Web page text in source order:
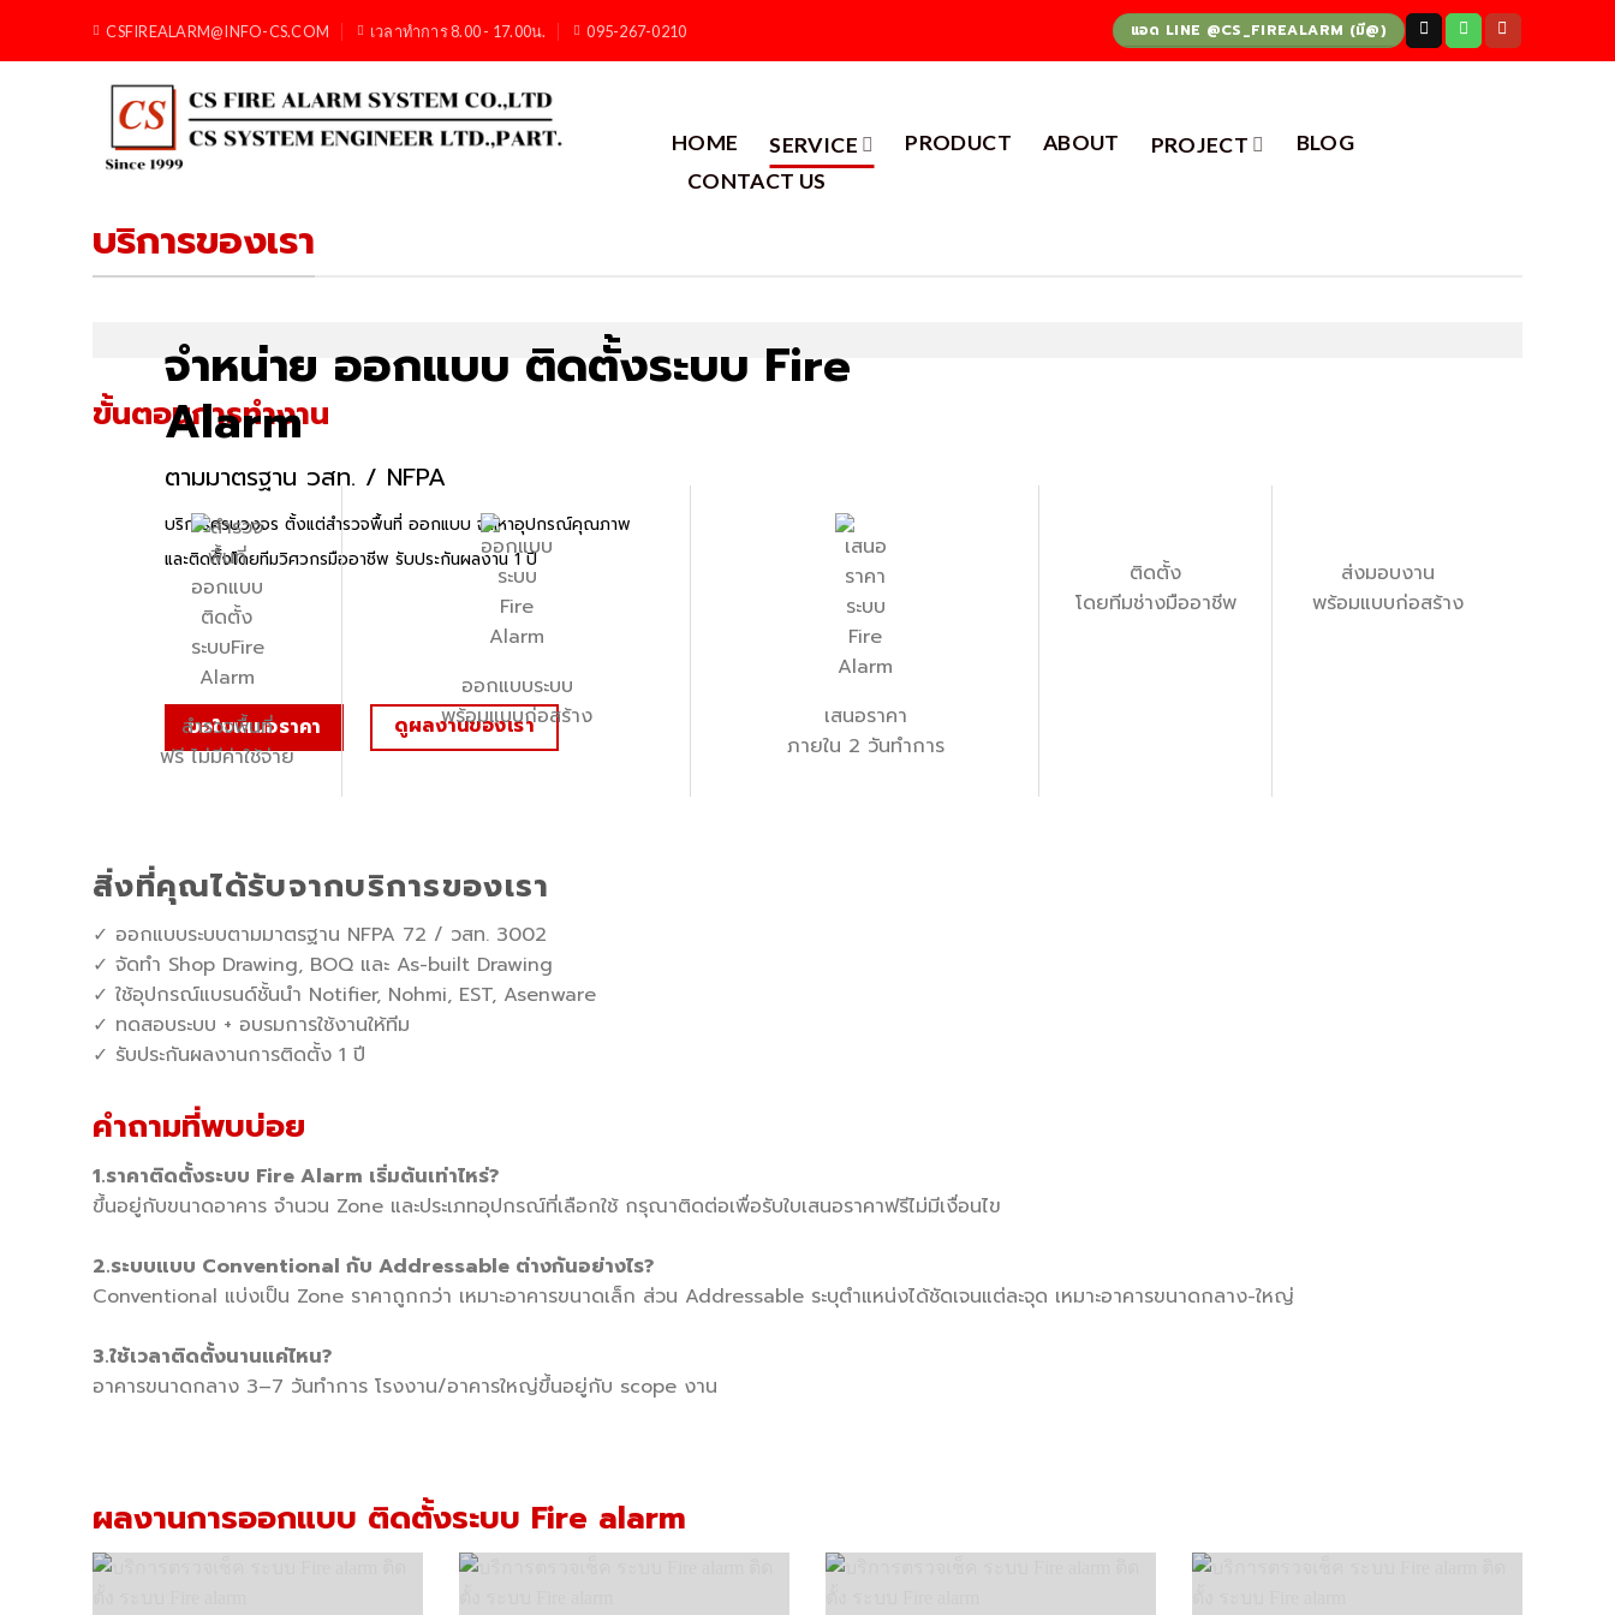
CSFIREALARM@INFO-CS.COM เวลาทำการ 8.00 - 17.00น. 095-267-0210 แอด LINE @CS_FIREALARM (มี@)
HOME SERVICE PRODUCT ABOUT PROJECT
BLOG
CONTACT US
บริการของเรา
จำหน่าย ออกแบบ ติดตั้งระบบ Fire
Alarm
ตามมาตรฐาน วสท. / NFPA
บริการครบวงจร ตั้งแต่สำรวจพื้นที่ ออกแบบ จัดหาอุปกรณ์คุณภาพ
และติดตั้งโดยทีมวิศวกรมืออาชีพ รับประกันผลงาน 1 ปี
ขอใบเสนอราคา ดูผลงานของเรา
ขั้นตอนการทำงาน
สำรวจพื้นที่
ฟรี ไม่มีค่าใช้จ่าย
ออกแบบระบบ
พร้อมแบบก่อสร้าง
เสนอราคา
ภายใน 2 วันทำการ
ติดตั้ง
โดยทีมช่างมืออาชีพ
ส่งมอบงาน
พร้อมแบบก่อสร้าง
สิ่งที่คุณได้รับจากบริการของเรา
✓ ออกแบบระบบตามมาตรฐาน NFPA 72 / วสท. 3002
✓ จัดทำ Shop Drawing, BOQ และ As-built Drawing
✓ ใช้อุปกรณ์แบรนด์ชั้นนำ Notifier, Nohmi, EST, Asenware
✓ ทดสอบระบบ + อบรมการใช้งานให้ทีม
✓ รับประกันผลงานการติดตั้ง 1 ปี
คำถามที่พบบ่อย
1.ราคาติดตั้งระบบ Fire Alarm เริ่มต้นเท่าไหร่?
ขึ้นอยู่กับขนาดอาคาร จำนวน Zone และประเภทอุปกรณ์ที่เลือกใช้ กรุณาติดต่อเพื่อรับใบเสนอราคาฟรีไม่มีเงื่อนไข
2.ระบบแบบ Conventional กับ Addressable ต่างกันอย่างไร?
Conventional แบ่งเป็น Zone ราคาถูกกว่า เหมาะอาคารขนาดเล็ก ส่วน Addressable ระบุตำแหน่งได้ชัดเจนแต่ละจุด เหมาะอาคารขนาดกลาง-ใหญ่
3.ใช้เวลาติดตั้งนานแค่ไหน?
อาคารขนาดกลาง 3–7 วันทำการ โรงงาน/อาคารใหญ่ขึ้นอยู่กับ scope งาน
ผลงานการออกแบบ ติดตั้งระบบ Fire alarm